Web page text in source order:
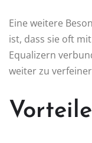
Eine weitere
ist, dass sie oft
Equalizern
weiter zu
Vorteile